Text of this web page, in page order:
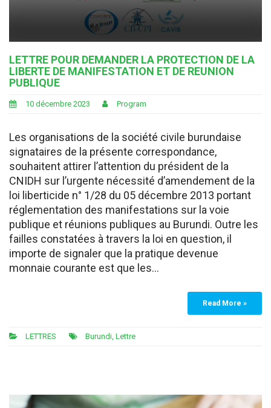
LETTRE POUR DEMANDER LA PROTECTION DE LA
LIBERTE DE MANIFESTATION ET DE REUNION
PUBLIQUE
10 décembre 2023 Program
Les organisations de la société civile burundaise
signataires de la présente correspondance,
souhaitent attirer l’attention du président de la
CNIDH sur l’urgente nécessité d’amendement de la
loi liberticide n° 1/28 du 05 décembre 2013 portant
réglementation des manifestations sur la voie
publique et réunions publiques au Burundi. Outre les
failles constatées à travers la loi en question, il
importe de signaler que la pratique devenue
monnaie courante est que les…
Read More »
LETTRES Burundi Lettre